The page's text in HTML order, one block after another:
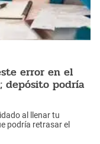
error en el
depósito podría
al llenar tu
podría retrasar el